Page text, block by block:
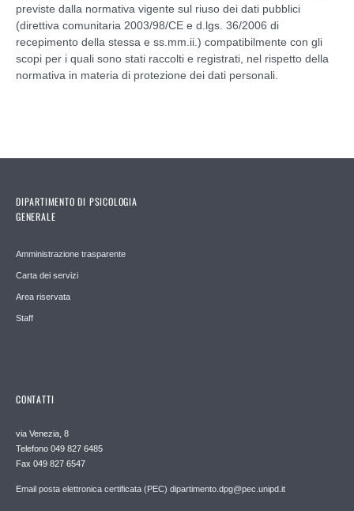
previste dalla normativa vigente sul riuso dei dati pubblici
(direttiva comunitaria 2003/98/CE e d.lgs. 36/2006 di
recepimento della stessa e ss.mm.ii.) compatibilmente con gli
scopi per i quali sono stati raccolti e registrati, nel rispetto della
normativa in materia di protezione dei dati personali.
DIPARTIMENTO DI PSICOLOGIA
GENERALE
Amministrazione trasparente
Carta dei servizi
Area riservata
Staff
CONTATTI
via Venezia, 8
Telefono 049 827 6485
Fax 049 827 6547
Email posta elettronica certificata (PEC) dipartimento.dpg@pec.unipd.it